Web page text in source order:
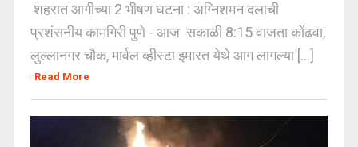
शहरात आगीच्या 2 भीषण घटना : अग्निशमन दलाची
प्रशंसनीय कामगिरी पुणे - आज सकाळी 8:15 वाजता कोंढवा,
लुल्लानगर चौक, मार्वल व्हीस्टा इमारत येथे आग लागल्या [...]
Read More